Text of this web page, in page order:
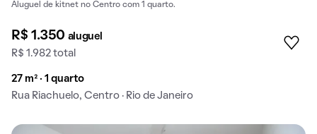
Aluguel de kitnet no Centro com 1 quarto.
R$ 1.350 aluguel
R$ 1.982 total
27 m² · 1 quarto
Rua Riachuelo, Centro · Rio de Janeiro